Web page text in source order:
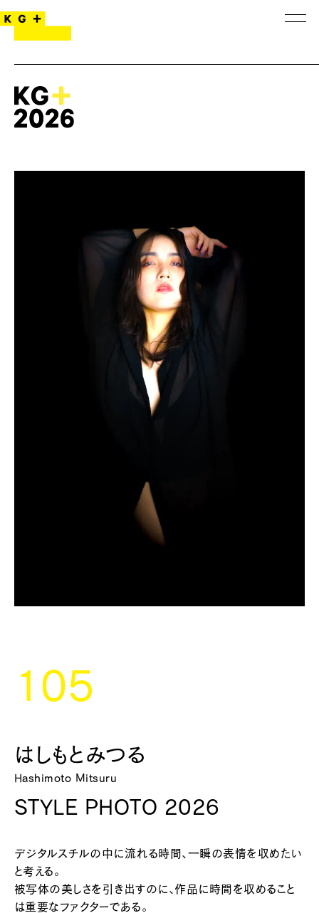
105
はしもとみつる
Hashimoto Mitsuru
STYLE PHOTO 2026
デジタルスチルの中に流れる時間、一瞬の表情を収めたい
と考える。
被写体の美しさを引き出すのに、作品に時間を収めること
は重要なファクターである。